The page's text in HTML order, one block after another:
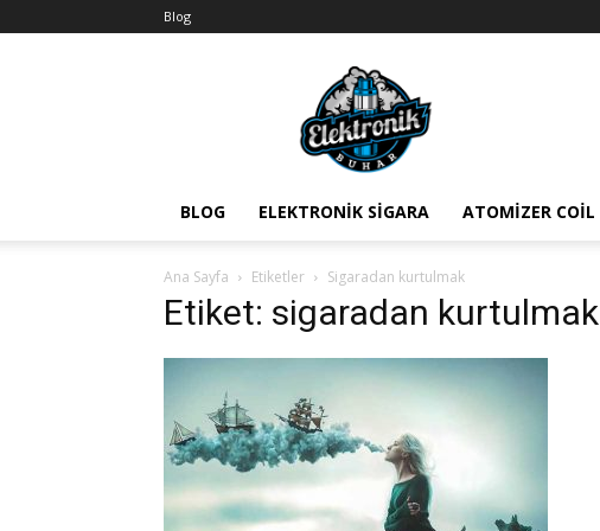
Blog
BLOG ELEKTRONIK SIGARA ATOMIZER COIL
Ana Sayfa Etiketler Sigaradan kurtulmak
Etiket: sigaradan kurtulmak